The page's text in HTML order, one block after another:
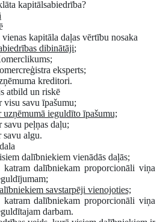
kapitālsabiedrība?
kapitāla daļas vērtību nosaka
dibinātāji;
eksperts;
kreditori.
atbild un riskē
visu savu īpašumu;
uzņēmumā ieguldīto īpašumu;
savu peļņas daļu;
savu algu.
dalībniekiem vienādās daļās;
katram dalībniekam proporcionāli viņa
savstarpēji vienojoties;
katram dalībniekam proporcionāli viņa
darbam.